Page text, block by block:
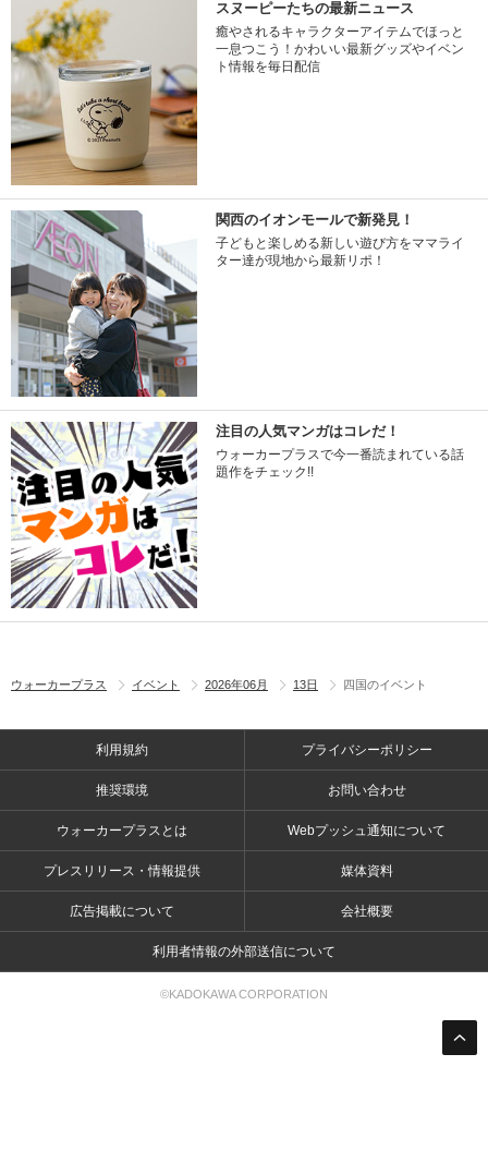
スヌーピーたちの最新ニュース
癒やされるキャラクターアイテムでほっと
一息つこう！かわいい最新グッズやイベン
ト情報を毎日配信
関西のイオンモールで新発見！
子どもと楽しめる新しい遊び方をママライ
ター達が現地から最新リポ！
注目の人気マンガはコレだ！
ウォーカープラスで今一番読まれている話
題作をチェック!!
ウォーカープラス イベント 2026年06月 13日 四国のイベント
利用規約 プライバシーポリシー
推奨環境 お問い合わせ
ウォーカープラスとは Webプッシュ通知について
プレスリリース・情報提供 媒体資料
広告掲載について 会社概要
利用者情報の外部送信について
©KADOKAWA CORPORATION